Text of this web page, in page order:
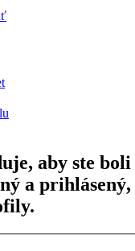
aby ste boli
a prihlásený,